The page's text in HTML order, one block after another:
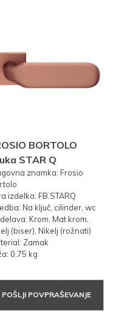
BORTOLO
STAR Q
znamka: Frosio
izdelka: FB.STARQ
Na ključ, cilinder, wc
Krom, Mat krom,
(biser), Nikelj (rožnati)
Zamak
0,75 kg
POŠLJI POVPRAŠEVANJE